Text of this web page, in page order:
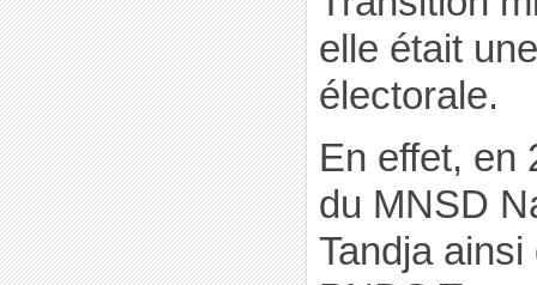
elle était
électorale.
En effet, en
du MNSD
Tandja